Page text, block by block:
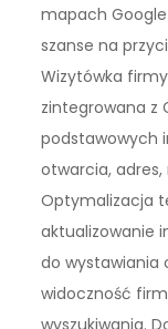
mapach
szanse na
Wizytówka
zintegrowana z
podstawowych
otwarcia,
Optymalizacja
aktualizowanie
do wystawiania
widoczność